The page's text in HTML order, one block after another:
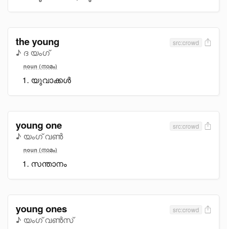
the young
♪ ദ യംഗ്
src:crowd
noun (നാമം)
യുവാക്കൾ
young one
♪ യംഗ് വൺ
src:crowd
noun (നാമം)
സന്താനം
young ones
♪ യംഗ് വൺസ്
src:crowd